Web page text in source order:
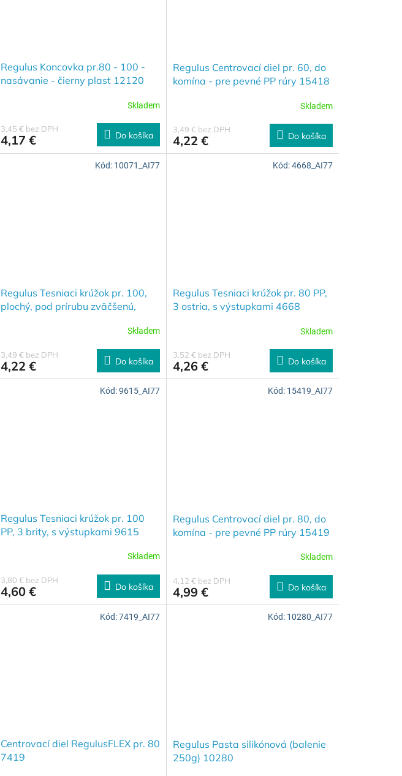
Regulus Koncovka pr.80 - 100 -
nasávanie - čierny plast 12120
Skladem
3,45 € bez DPH
4,17 € Do košíka
Regulus Centrovací diel pr. 60, do
komína - pre pevné PP rúry 15418
Skladem
3,49 € bez DPH
4,22 € Do košíka
Regulus Tesniaci krúžok pr. 100,
plochý, pod prírubu zväčšenú,
Skladem
3,49 € bez DPH
4,22 € Do košíka
Kód: 10071_AI77
Regulus Tesniaci krúžok pr. 80 PP,
3 ostria, s výstupkami 4668
Skladem
3,52 € bez DPH
4,26 € Do košíka
Kód:4668_AI77
Regulus Tesniaci krúžok pr. 100
PP, 3 brity, s výstupkami 9615
Skladem
3,80 € bez DPH
4,60 € Do košíka
Kód:9615_AI77
Regulus Centrovací diel pr. 80, do
komína - pre pevné PP rúry 15419
Skladem
4,12 € bez DPH
4,99 € Do košíka
Kód: 15419_AI77
Centrovací diel RegulusFLEX pr. 80
7419
Kód:7419_AI77
Regulus Pasta silikónová (balenie
250g) 10280
Kód: 10280_AI77